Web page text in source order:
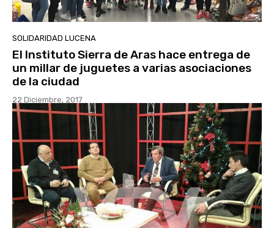
SOLIDARIDAD LUCENA
El Instituto Sierra de Aras hace entrega de
un millar de juguetes a varias asociaciones
de la ciudad
22 Diciembre, 2017